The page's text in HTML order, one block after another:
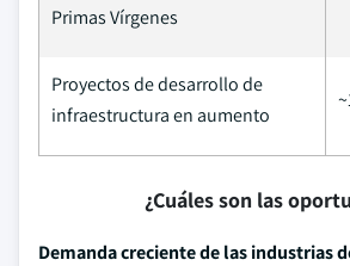
Primas Vírgenes
Proyectos de desarrollo de
infraestructura en aumento
¿Cuáles son las
Demanda creciente de las industrias